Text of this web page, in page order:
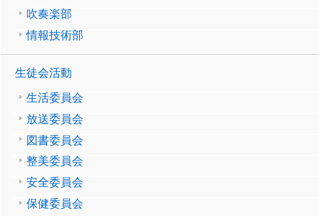
吹奏楽部
情報技術部
生徒会活動
生活委員会
放送委員会
図書委員会
整美委員会
安全委員会
保健委員会